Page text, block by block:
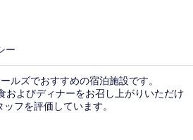
ー
ルズでおすすめの宿泊施設です。
およびディナーをお召し上がりいただけ
フを評価しています。